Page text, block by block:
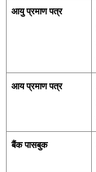
आयु प्रमाण पत्र
आय प्रमाण पत्र
बैंक पासबुक